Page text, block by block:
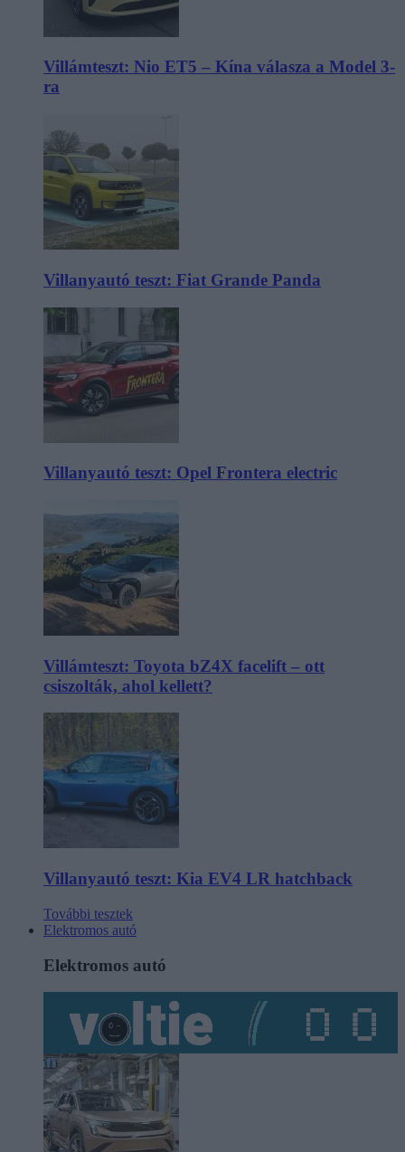
Villámteszt: Nio ET5 – Kína válasza a Model 3-
ra
Villanyautó teszt: Fiat Grande Panda
Villanyautó teszt: Opel Frontera electric
Villámteszt: Toyota bZ4X facelift – ott
csiszolták, ahol kellett?
Villanyautó teszt: Kia EV4 LR hatchback
További tesztek
Elektromos autó
Elektromos autó